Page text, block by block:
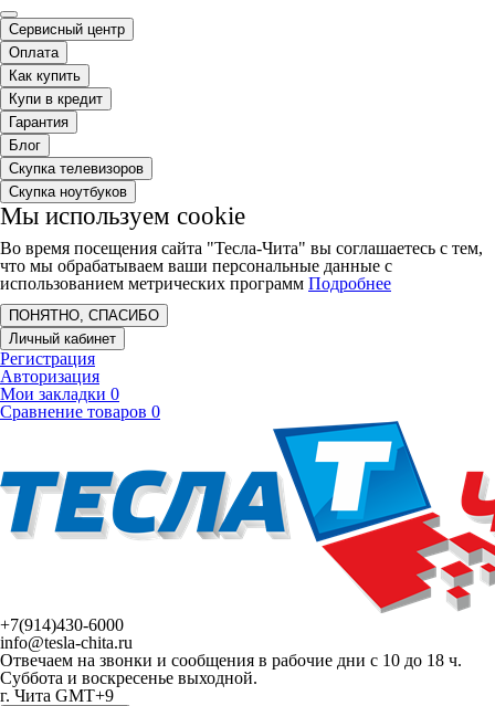
Сервисный центр
Оплата
Как купить
Купи в кредит
Гарантия
Блог
Скупка телевизоров
Скупка ноутбуков
Мы используем cookie
Во время посещения сайта "Тесла-Чита" вы соглашаетесь с тем,
что мы обрабатываем ваши персональные данные с
использованием метрических программ Подробнее
ПОНЯТНО, СПАСИБО
Личный кабинет
Регистрация
Авторизация
Мои закладки 0
Сравнение товаров 0
+7(914)430-6000
info@tesla-chita.ru
Отвечаем на звонки и сообщения в рабочие дни с 10 до 18 ч.
Суббота и воскресенье выходной.
г. Чита GMT+9